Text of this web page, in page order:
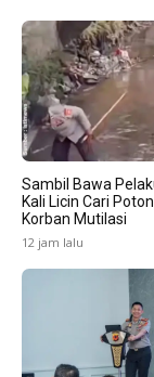
Sambil Bawa
Kali Licin Cari
Korban Mutilasi
12 jam lalu